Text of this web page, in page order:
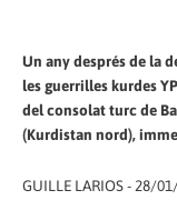
Un any després de la
les guerrilles kurdes
del consolat turc de
(Kurdistan nord),
GUILLE LARIOS - 28/